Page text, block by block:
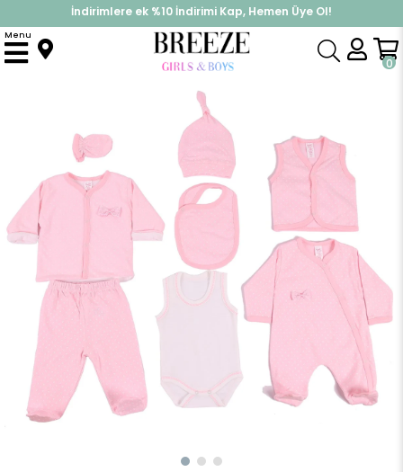
%30 Sepette Yaz İndirimi, Hemen Al!
İndirimlere ek %10 İndirimi Kap, Hemen Üye Ol!
0
Menu
Anasayfa Hastane Çıkışı